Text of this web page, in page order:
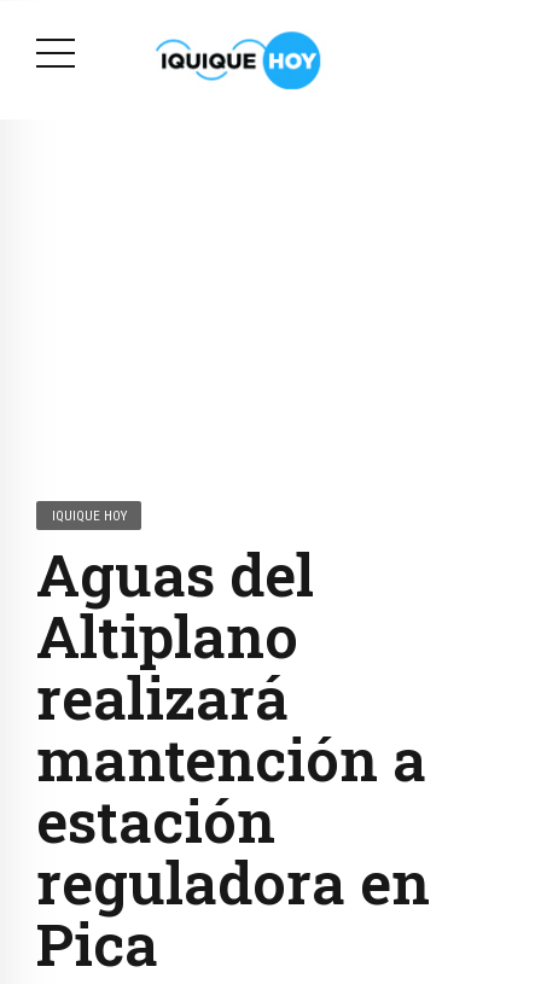
IQUIQUE HOY
Aguas del
Altiplano
realizará
mantención a
estación
reguladora en
Pica